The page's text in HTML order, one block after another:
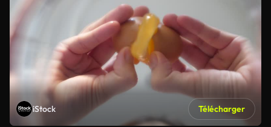
iStock Télécharger